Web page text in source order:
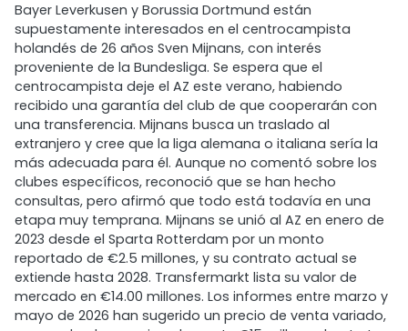
Bayer Leverkusen y Borussia Dortmund están
supuestamente interesados en el centrocampista
holandés de 26 años Sven Mijnans, con interés
proveniente de la Bundesliga. Se espera que el
centrocampista deje el AZ este verano, habiendo
recibido una garantía del club de que cooperarán con
una transferencia. Mijnans busca un traslado al
extranjero y cree que la liga alemana o italiana sería la
más adecuada para él. Aunque no comentó sobre los
clubes específicos, reconoció que se han hecho
consultas, pero afirmó que todo está todavía en una
etapa muy temprana. Mijnans se unió al AZ en enero de
2023 desde el Sparta Rotterdam por un monto
reportado de €2.5 millones, y su contrato actual se
extiende hasta 2028. Transfermarkt lista su valor de
mercado en €14.00 millones. Los informes entre marzo y
mayo de 2026 han sugerido un precio de venta variado,